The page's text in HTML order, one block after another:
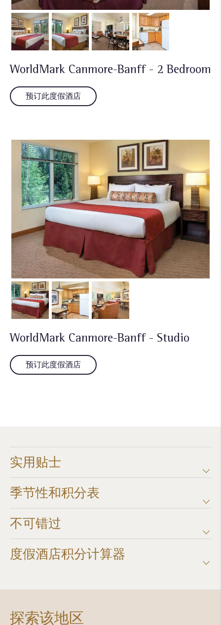
WorldMark Canmore-Banff - 2 Bedroom
预订此度假酒店
WorldMark Canmore-Banff - Studio
预订此度假酒店
实用贴士
季节性和积分表
不可错过
度假酒店积分计算器​
探索该地区